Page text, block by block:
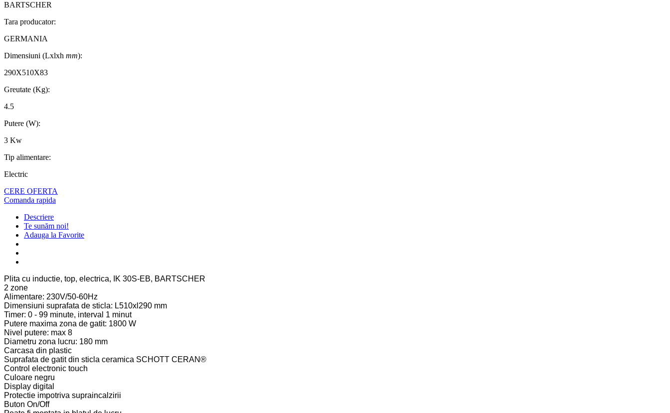
BARTSCHER
Tara producator:
GERMANIA
Dimensiuni (Lxlxh mm):
290X510X83
Greutate (Kg):
4.5
Putere (W):
3 Kw
Tip alimentare:
Electric
CERE OFERTA
Comanda rapida
Descriere
Te sunăm noi!
Adauga la Favorite
Plita cu inductie, top, electrica, IK 30S-EB, BARTSCHER
2 zone
Alimentare: 230V/50-60Hz
Dimensiuni suprafata de sticla: L510xl290 mm
Timer: 0 - 99 minute, interval 1 minut
Putere maxima zona de gatit: 1800 W
Nivel putere: max 8
Diametru zona lucru: 180 mm
Carcasa din plastic
Suprafata de gatit din sticla ceramica SCHOTT CERAN®
Control electronic touch
Culoare negru
Display digital
Protectie impotriva supraincalzirii
Buton On/Off